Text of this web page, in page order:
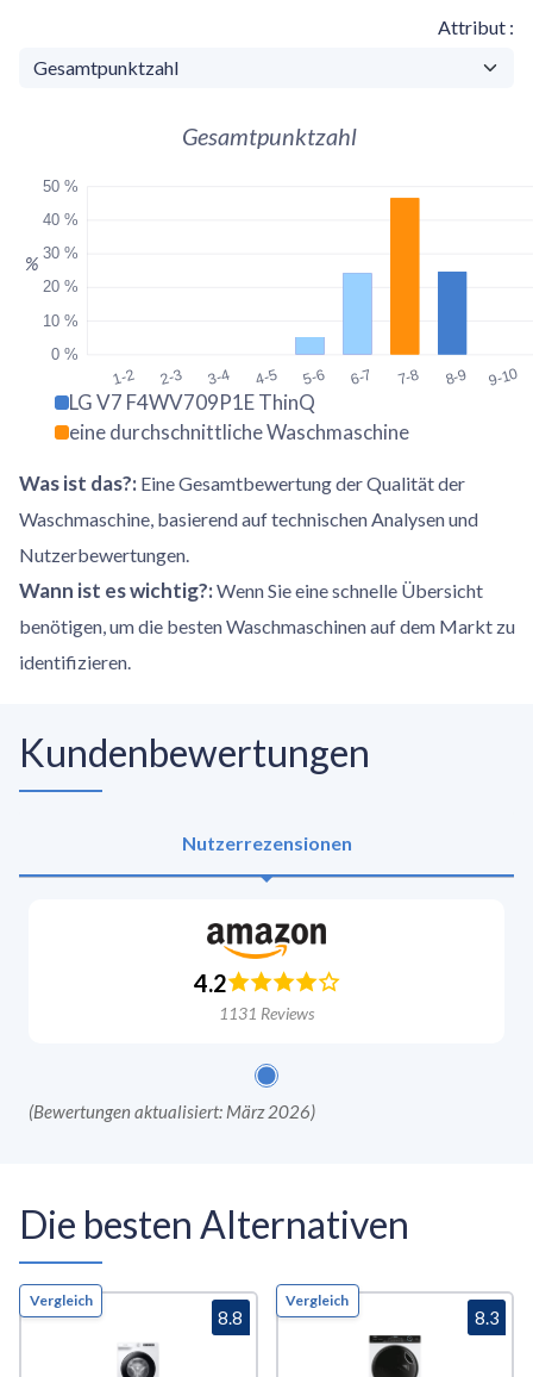
Attribut
Gesamtpunktzahl
1-2 2-3 3-4 4-5 5-6 6-7 7-8 8-9 9-10
0 %
10 %
20 %
30 %
40 %
50 %
%
LG V7 F4WV709P1E ThinQ
eine durchschnittliche Waschmaschine
Was ist das?: Eine Gesamtbewertung der Qualität der
Waschmaschine, basierend auf technischen Analysen und
Nutzerbewertungen.
Wann ist es wichtig?: Wenn Sie eine schnelle Übersicht
benötigen, um die besten Waschmaschinen auf dem Markt zu
identifizieren.
Kundenbewertungen
Nutzerrezensionen
4.2
1131 Reviews
(Bewertungen aktualisiert: März 2026)
Die besten Alternativen
Vergleich
8.8
Vergleich
8.3